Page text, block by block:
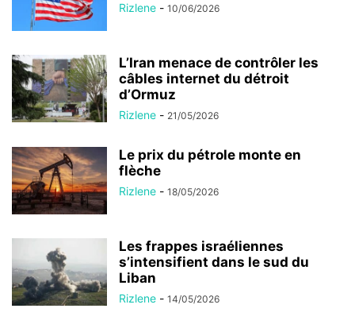
Rizlene - 10/06/2026
L’Iran menace de contrôler les
câbles internet du détroit
d’Ormuz
Rizlene - 21/05/2026
Le prix du pétrole monte en
flèche
Rizlene - 18/05/2026
Les frappes israéliennes
s’intensifient dans le sud du
Liban
Rizlene - 14/05/2026